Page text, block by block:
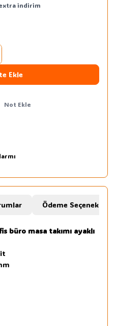
indirim
Ekle
Not Ekle
Ödeme Seçenekleri
büro masa takımı ayaklı